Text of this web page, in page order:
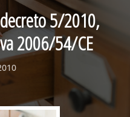
5/2010,
2006/54/CE